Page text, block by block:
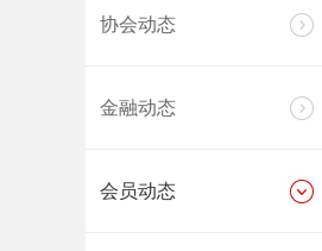
协会动态
金融动态
会员动态